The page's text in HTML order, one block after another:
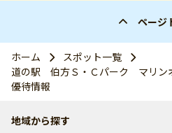
ページ
ホーム
スポット一覧
道の駅 伯方Ｓ・Ｃパーク マリン
優待情報
地域から探す